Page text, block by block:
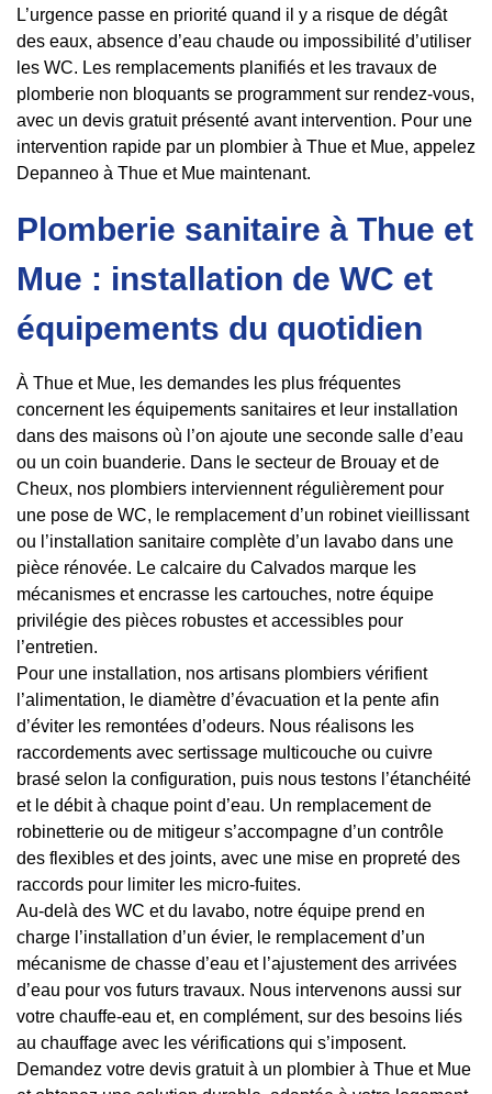
L’urgence passe en priorité quand il y a risque de dégât
des eaux, absence d’eau chaude ou impossibilité d’utiliser
les WC. Les remplacements planifiés et les travaux de
plomberie non bloquants se programment sur rendez-vous,
avec un devis gratuit présenté avant intervention. Pour une
intervention rapide par un plombier à Thue et Mue, appelez
Depanneo à Thue et Mue maintenant.
Plomberie sanitaire à Thue et
Mue : installation de WC et
équipements du quotidien
À Thue et Mue, les demandes les plus fréquentes
concernent les équipements sanitaires et leur installation
dans des maisons où l’on ajoute une seconde salle d’eau
ou un coin buanderie. Dans le secteur de Brouay et de
Cheux, nos plombiers interviennent régulièrement pour
une pose de WC, le remplacement d’un robinet vieillissant
ou l’installation sanitaire complète d’un lavabo dans une
pièce rénovée. Le calcaire du Calvados marque les
mécanismes et encrasse les cartouches, notre équipe
privilégie des pièces robustes et accessibles pour
l’entretien.
Pour une installation, nos artisans plombiers vérifient
l’alimentation, le diamètre d’évacuation et la pente afin
d’éviter les remontées d’odeurs. Nous réalisons les
raccordements avec sertissage multicouche ou cuivre
brasé selon la configuration, puis nous testons l’étanchéité
et le débit à chaque point d’eau. Un remplacement de
robinetterie ou de mitigeur s’accompagne d’un contrôle
des flexibles et des joints, avec une mise en propreté des
raccords pour limiter les micro-fuites.
Au-delà des WC et du lavabo, notre équipe prend en
charge l’installation d’un évier, le remplacement d’un
mécanisme de chasse d’eau et l’ajustement des arrivées
d’eau pour vos futurs travaux. Nous intervenons aussi sur
votre chauffe-eau et, en complément, sur des besoins liés
au chauffage avec les vérifications qui s’imposent.
Demandez votre devis gratuit à un plombier à Thue et Mue